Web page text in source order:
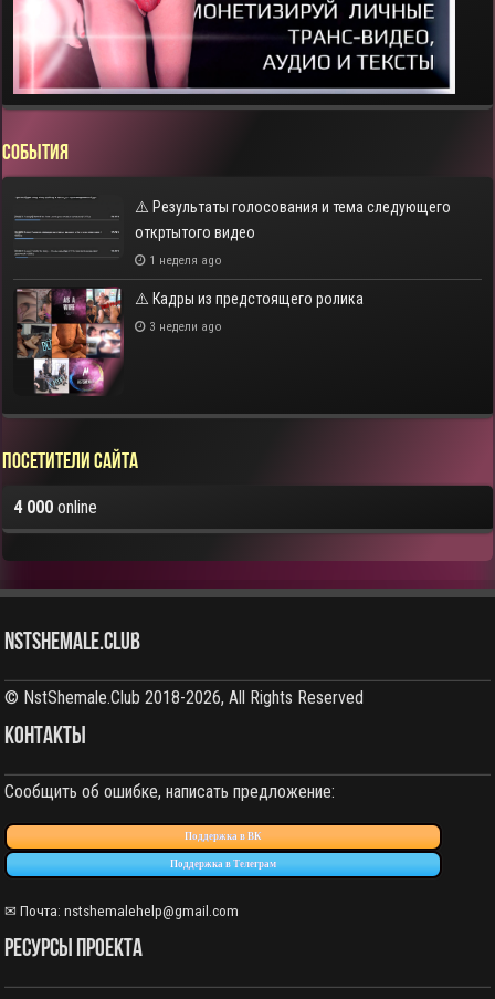
СОБЫТИЯ
⚠️ Результаты голосования и тема следующего
откртытого видео
1 неделя ago
⚠️ Кадры из предстоящего ролика
3 недели ago
Посетители сайта
4 000 online
NstShemale.Club
© NstShemale.Club 2018-2026, All Rights Reserved
КОНТАКТЫ
Сообщить об ошибке, написать предложение:
Поддержка в ВК
Поддержка в Телеграм
✉ Почта: nstshemalehelp@gmail.com
РЕСУРСЫ ПРОЕКТА